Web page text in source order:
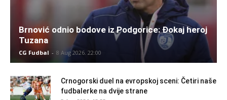
Brnović odnio bodove iz Podgorice: Đokaj heroj
Tuzana
CG Fudbal - 8 Aug 2026. 22:00
Crnogorski duel na evropskoj sceni: Četiri naše
fudbalerke na dvije strane